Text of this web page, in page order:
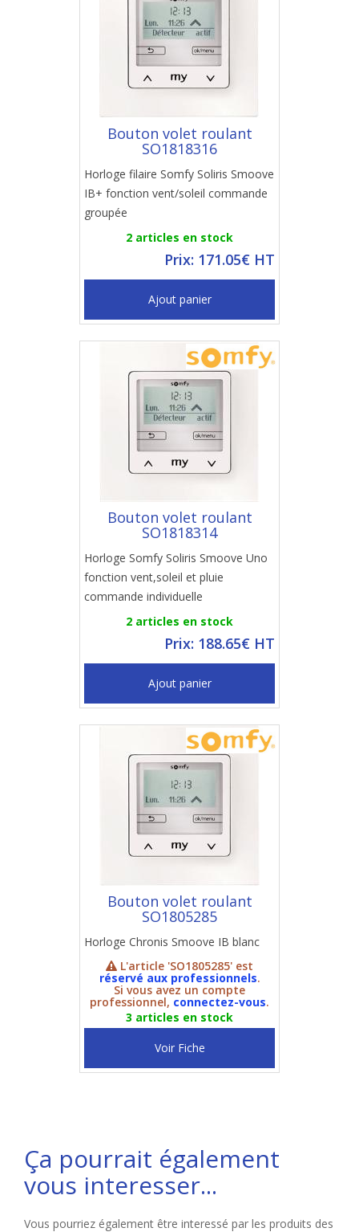
Bouton volet roulant
SO1818316
Horloge filaire Somfy Soliris Smoove
IB+ fonction vent/soleil commande
groupée
2 articles en stock
Prix: 171.05€ HT
Ajout panier
Bouton volet roulant
SO1818314
Horloge Somfy Soliris Smoove Uno
fonction vent,soleil et pluie
commande individuelle
2 articles en stock
Prix: 188.65€ HT
Ajout panier
Bouton volet roulant
SO1805285
Horloge Chronis Smoove IB blanc
L'article 'SO1805285' est
réservé aux professionnels.
Si vous avez un compte
professionnel, connectez-vous.
3 articles en stock
Voir Fiche
Ça pourrait également
vous interesser...
Vous pourriez également être interessé par les produits des